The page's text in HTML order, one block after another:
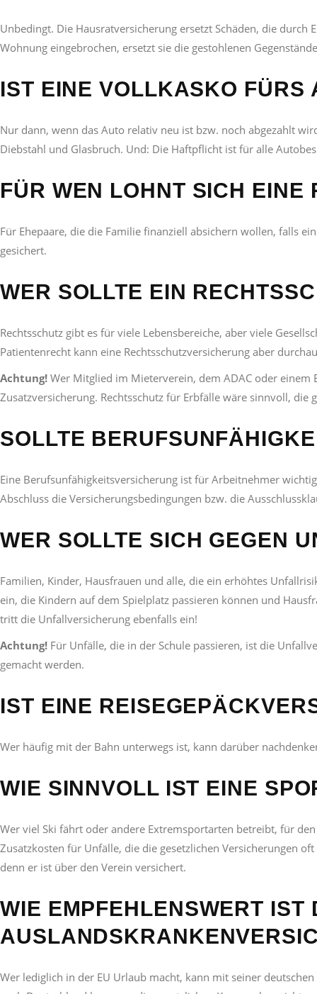
Unbedingt. Die Hausratversicherung ersetzt Schäden, die
Wohnung eingebrochen, ersetzt sie die gestohlenen
IST EINE VOLLKASKO FÜRS
Nur dann, wenn das Auto relativ neu ist bzw. noch abgezahlt
Diebstahl und Glasbruch. Und: Die Haftpflicht ist für alle
FÜR WEN LOHNT SICH
Für Ehepaare, die die Familie finanziell absichern wollen, falls
gesichert.
WER SOLLTE EIN
Rechtsschutz gibt es für viele Lebensbereiche, aber viele
Patientenrecht kann eine Rechtsschutzversicherung aber
Achtung! Wer Mitglied im Mieterverein, dem ADAC oder
Zusatzversicherung. Rechtsschutz für Erbfälle wäre sinnvoll,
SOLLTE
Eine Berufsunfähigkeitsversicherung ist für Arbeitnehmer
Abschluss die Versicherungsbedingungen bzw. die
WER SOLLTE SICH GEGEN
Familien, Kinder, Hausfrauen und alle, die ein erhöhtes
ein, die Kindern auf dem Spielplatz passieren können und
tritt die Unfallversicherung ebenfalls ein!
Achtung! Für Unfälle, die in der Schule passieren, ist die
gemacht werden.
IST EINE
Wer häufig mit der Bahn unterwegs ist, kann darüber
WIE SINNVOLL IST EINE
Wer viel Ski fährt oder andere Extremsportarten betreibt, für
Zusatzkosten für Unfälle, die die gesetzlichen Versicherungen
denn er ist über den Verein versichert.
WIE EMPFEHLENSWERT IST
Wer lediglich in der EU Urlaub macht, kann mit seiner